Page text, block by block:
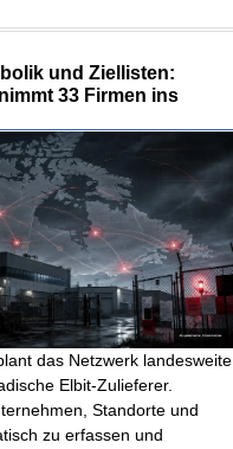
und Ziellisten:
33 Firmen ins
das Netzwerk landesweite
Elbit-Zulieferer.
Standorte und
zu erfassen und